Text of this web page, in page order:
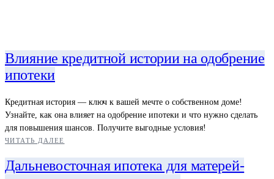
Влияние кредитной истории на одобрение
ипотеки
Кредитная история — ключ к вашей мечте о собственном доме!
Узнайте, как она влияет на одобрение ипотеки и что нужно сделать
для повышения шансов. Получите выгодные условия!
ЧИТАТЬ ДАЛЕЕ
Дальневосточная ипотека для матерей-